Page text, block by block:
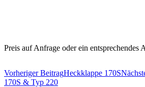
Preis auf Anfrage oder ein entsprechendes
Beitragsnavigation
Vorheriger BeitragHeckklappe 170S
170S & Typ 220